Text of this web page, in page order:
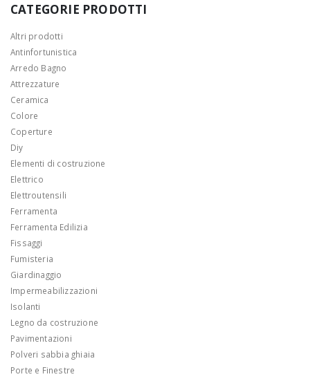
CATEGORIE PRODOTTI
Altri prodotti
Antinfortunistica
Arredo Bagno
Attrezzature
Ceramica
Colore
Coperture
Diy
Elementi di costruzione
Elettrico
Elettroutensili
Ferramenta
Ferramenta Edilizia
Fissaggi
Fumisteria
Giardinaggio
Impermeabilizzazioni
Isolanti
Legno da costruzione
Pavimentazioni
Polveri sabbia ghiaia
Porte e Finestre